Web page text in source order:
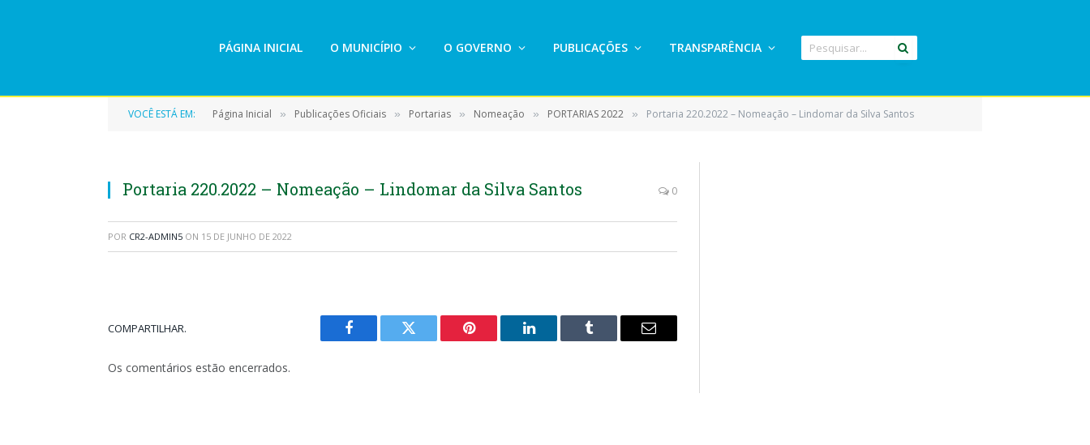
PÁGINA INICIAL O MUNICÍPIO O GOVERNO PUBLICAÇÕES TRANSPARÊNCIA
VOCÊ ESTÁ EM: Página Inicial » Publicações Oficiais » Portarias » Nomeação » PORTARIAS 2022 » Portaria 220.2022 – Nomeação – Lindomar da Silva Santos
Portaria 220.2022 – Nomeação – Lindomar da Silva Santos 0
POR CR2-ADMIN5 ON 15 DE JUNHO DE 2022
COMPARTILHAR.
Facebook Twitter Pinterest LinkedIn Tumblr
E-
Os comentários estão encerrados.